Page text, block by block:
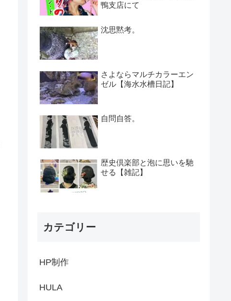
鴨支店にて
沈思黙考。
さよならマルチカラーエン
ゼル【海水水槽日記】
自問自答。
歴史倶楽部と泡に思いを馳
せる【雑記】
カテゴリー
HP制作
HULA